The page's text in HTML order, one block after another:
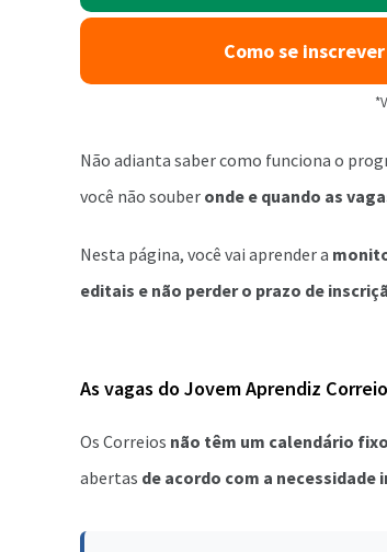
Como se
Não adianta saber como funciona o
você não souber onde e quando as
Nesta página, você vai aprender a
editais e não perder o prazo de
As vagas do Jovem Aprendiz
Os Correios não têm um calendário
abertas de acordo com a necessidade